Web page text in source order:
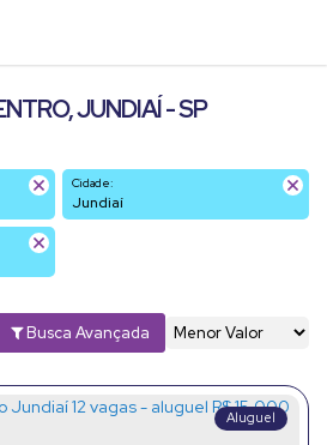
JUNDIAÍ - SP
Cidade:
Jundiaí
Busca Avançada